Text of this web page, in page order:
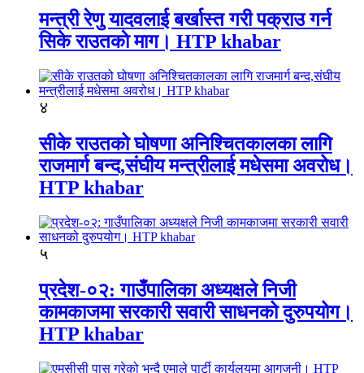
मन्त्री रेणु यादवलाई बर्खास्त गरी पक्राउ गर्न
सिके राउतकाे माग। HTP khabar
४
सीके राउतको घोषणा अनिश्चितकालका लागि
राजमार्ग बन्द,संघीय मन्त्रीलाई मधेसमा अवरोध।
HTP khabar
५
प्रदेश-०२: गाउँपालिका अध्यक्षले निजी
कामकाजमा सरकारी सवारी साधनको दुरुपयोग।
HTP khabar